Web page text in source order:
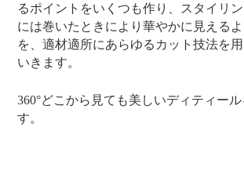
るポイントをいくつも作り、スタイリ
には巻いたときにより華やかに見える
を、適材適所にあらゆるカット技法を
いきます。
360°どこから見ても美しいディティー
す。